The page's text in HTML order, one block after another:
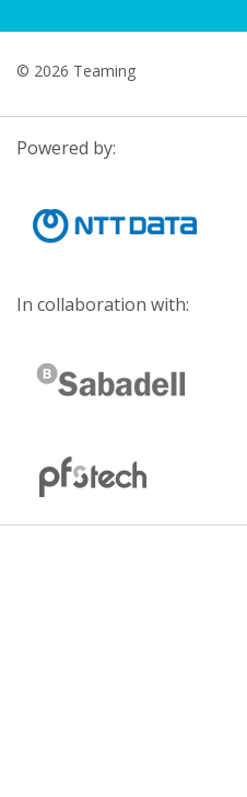
© 2026 Teaming
Powered by:
In collaboration with: